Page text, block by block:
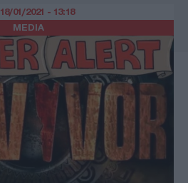
ΓΑΣΤΡΟΝΟΜΙΑ
ΤΕΧΝΟΛΟΓΙΑ
ΖΩΔΙΑ
MEDIA
18/01/2021 - 13:18